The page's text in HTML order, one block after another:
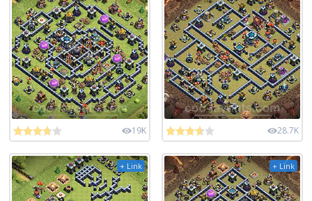
19K 28.7K
+ Link + Link